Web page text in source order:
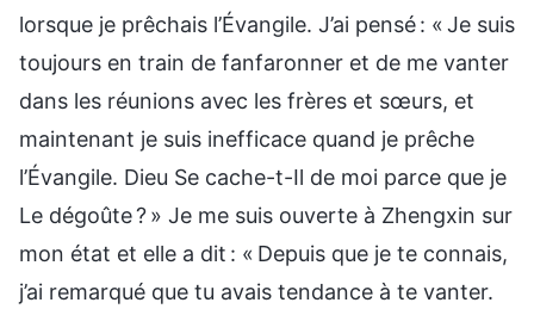
lorsque je prêchais l’Évangile. J’ai pensé : « Je suis
toujours en train de fanfaronner et de me vanter
dans les réunions avec les frères et sœurs, et
maintenant je suis inefficace quand je prêche
l’Évangile. Dieu Se cache-t-Il de moi parce que je
Le dégoûte ? » Je me suis ouverte à Zhengxin sur
mon état et elle a dit : « Depuis que je te connais,
j’ai remarqué que tu avais tendance à te vanter.